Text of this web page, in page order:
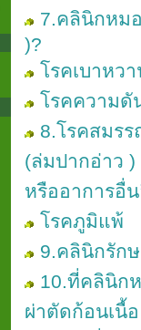
7.คลินิกหม
)?
โรคเบาหว
โรคความดั
8.โรคสมร
(ล่มปากอ่าว )
หรืออาการอื่
โรคภูมิแพ้
9.คลินิกรักษ
10.ที่คลินิก
ผ่าตัดก้อนเนื้